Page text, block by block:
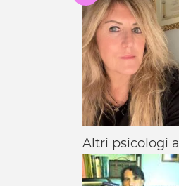
Altri psicologi a